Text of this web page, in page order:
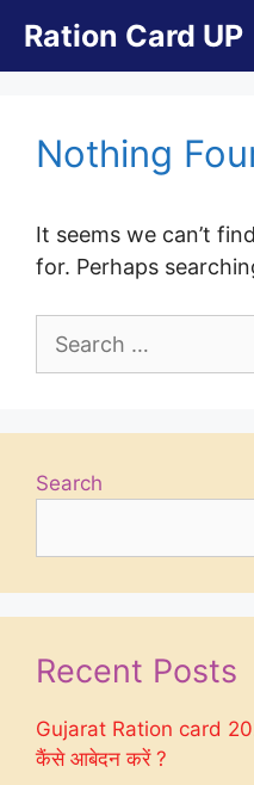
content
Ration Card UP
Nothing
It seems we can’t
for. Perhaps
Search
Search
Recent Posts
Gujarat Ration card
कैंसे आबेदन करें ?